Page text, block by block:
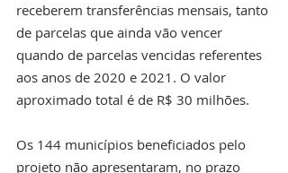
receberem transferências mensais, tanto
de parcelas que ainda vão vencer
quando de parcelas vencidas referentes
aos anos de 2020 e 2021. O valor
aproximado total é de R$ 30 milhões.
Os 144 municípios beneficiados pelo
projeto não apresentaram, no prazo